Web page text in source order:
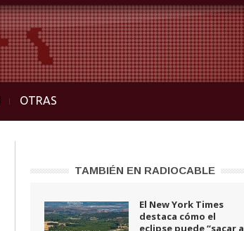
OTRAS
TAMBIÉN EN RADIOCABLE
El New York Times
destaca cómo el
eclipse puede “sacar a